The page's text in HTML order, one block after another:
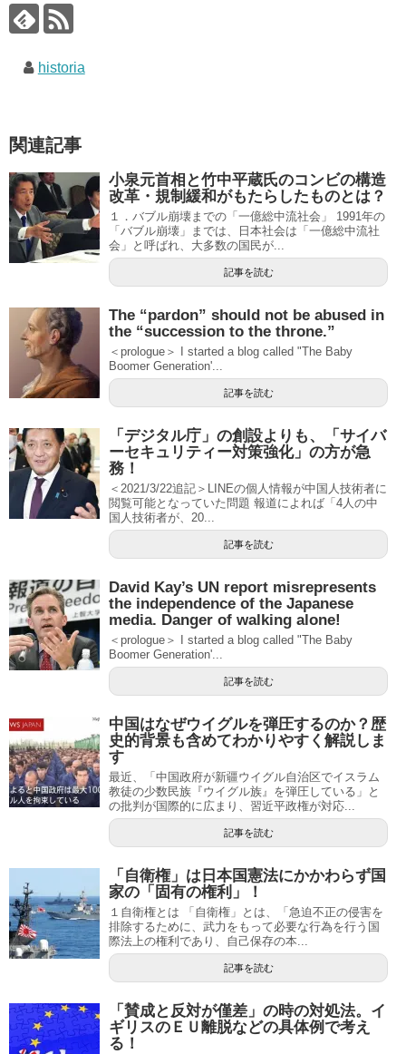
historia
関連記事
小泉元首相と竹中平蔵氏のコンビの構造
改革・規制緩和がもたらしたものとは？
１．バブル崩壊までの「一億総中流社会」 1991年の
「バブル崩壊」までは、日本社会は「一億総中流社
会」と呼ばれ、大多数の国民が...
記事を読む
The “pardon” should not be abused in
the “succession to the throne.”
＜prologue＞ I started a blog called "The Baby
Boomer Generation'...
記事を読む
「デジタル庁」の創設よりも、「サイバ
ーセキュリティー対策強化」の方が急
務！
＜2021/3/22追記＞LINEの個人情報が中国人技術者に
閲覧可能となっていた問題 報道によれば「4人の中
国人技術者が、20...
記事を読む
David Kay’s UN report misrepresents
the independence of the Japanese
media. Danger of walking alone!
＜prologue＞ I started a blog called "The Baby
Boomer Generation'...
記事を読む
中国はなぜウイグルを弾圧するのか？歴
史的背景も含めてわかりやすく解説しま
す
最近、「中国政府が新疆ウイグル自治区でイスラム
教徒の少数民族『ウイグル族』を弾圧している」と
の批判が国際的に広まり、習近平政権が対応...
記事を読む
「自衛権」は日本国憲法にかかわらず国
家の「固有の権利」！
１自衛権とは 「自衛権」とは、「急迫不正の侵害を
排除するために、武力をもって必要な行為を行う国
際法上の権利であり、自己保存の本...
記事を読む
「賛成と反対が僅差」の時の対処法。イ
ギリスのＥＵ離脱などの具体例で考え
る！